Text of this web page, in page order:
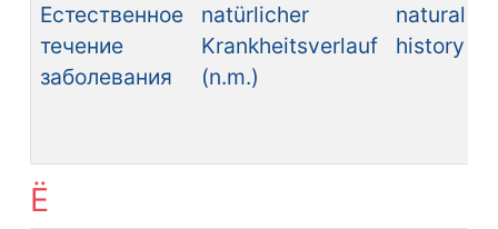
Естественное
течение
заболевания
natürlicher
Krankheitsverlauf
(n.m.)
natural
history
Ё